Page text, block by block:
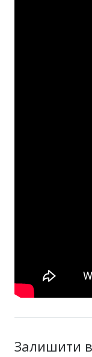
Залишити